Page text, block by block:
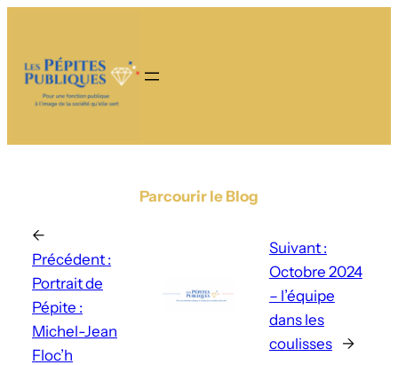
Parcourir le Blog
←
Précédent :
Portrait de
Pépite :
Michel-Jean
Floc’h
Suivant :
Octobre 2024
– l’équipe
dans les
coulisses
→